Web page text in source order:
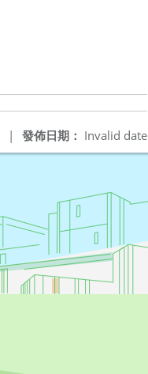
發佈日期： Invalid date
|